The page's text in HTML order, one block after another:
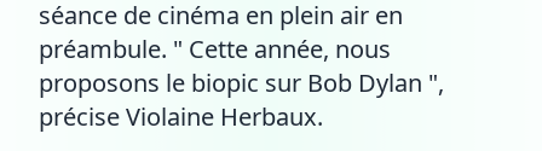
séance de cinéma en plein air en
préambule. " Cette année, nous
proposons le biopic sur Bob Dylan ",
précise Violaine Herbaux.